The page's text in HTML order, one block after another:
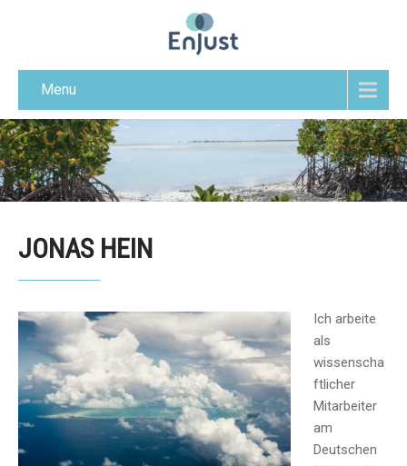
Menu
JONAS HEIN
Ich arbeite
als
wissenscha
ftlicher
Mitarbeiter
am
Deutschen